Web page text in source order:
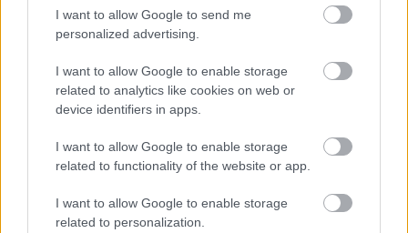
I want to allow Google to send me
personalized advertising.
I want to allow Google to enable storage
related to analytics like cookies on web or
device identifiers in apps.
I want to allow Google to enable storage
related to functionality of the website or app.
I want to allow Google to enable storage
related to personalization.
foglalkoztat. Jelenleg 18 nepáli alkalmazottuk
van, a romániai átlagbérnek megfelelő, 2500
hozzávetőleg 170 ezer forint fizetéssel. Az
egész országban jelenleg mintegy ötezer
hajóépítő, a tulceai Vard Tulcea 300 vietnami
hegesztő és lakatos foglalkoztatását jelentette
be. A jól teljesítő hegesztők bére nettó 3000